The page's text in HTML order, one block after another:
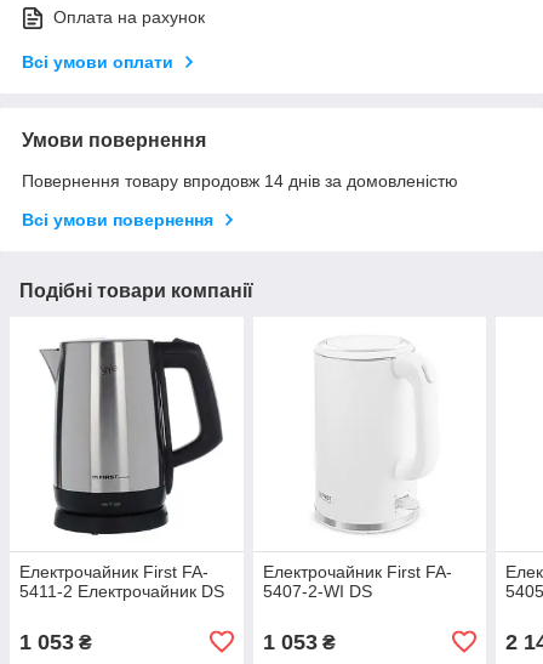
Оплата на рахунок
Всі умови оплати
Умови повернення
Повернення товару впродовж 14 днів за домовленістю
Всі умови повернення
Подібні товари компанії
Електрочайник First FA-
5411-2 Електрочайник DS
1 053 ₴
Електрочайник First FA-
5407-2-WI DS
1 053₴ 2